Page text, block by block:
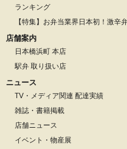
ランキング
【特集】お弁当業界日本初！激辛
店舗案内
日本橋浜町 本店
駅弁 取り扱い店
ニュース
TV・メディア関連 配達実績
雑誌・書籍掲載
店舗ニュース
イベント・物産展